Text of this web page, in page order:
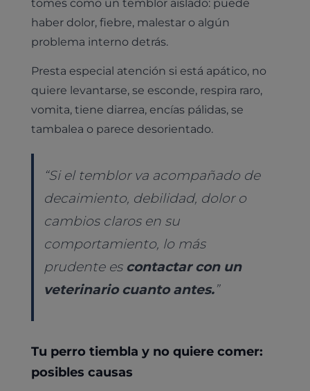
Diagnóstico veterinario por imagen
Laboratorio veterinario propio
Ecografía
Pruebas cropológicas
Pruebas histológicas – microscopio
Identificación con microchip y pasaporte
Desparasitación
Esterilización
Vacunación
Hospitalización
Leishmaniasis
Cirugía
Revisión general y/o geriátrica
Medicina general
Traumatología
Nutrición
Cardiología
Medicina felina
Animales Exóticos
Todas las especialidades
Planes de salud para perros
¿Quiénes somos?
Comité de expertos veterinarios
Trabaja en Clinicanimal
haber dolor, fiebre, malestar o algún
problema interno detrás.
Presta especial atención si está apático, no
quiere levantarse, se esconde, respira raro,
vomita, tiene diarrea, encías pálidas, se
tambalea o parece desorientado.
“Si el temblor va acompañado de
decaimiento, debilidad, dolor o
cambios claros en su
comportamiento, lo más
prudente es contactar con un
veterinario cuanto antes.”
Tu perro tiembla y no quiere comer:
posibles causas